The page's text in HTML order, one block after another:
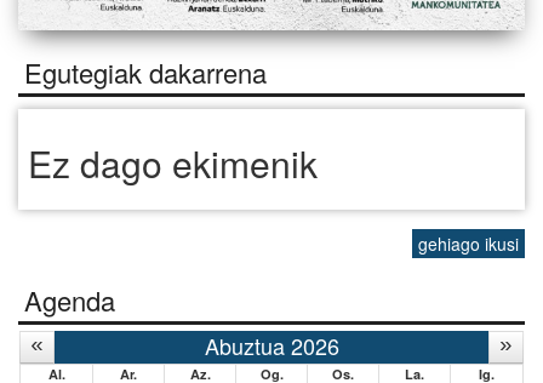
Egutegiak dakarrena
Ez dago ekimenik
gehiago ikusi
Agenda
Abuztua 2026
Al. Ar. Az. Og. Os. La. Ig.